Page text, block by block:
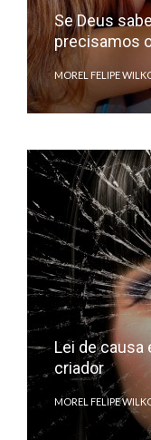
Se Deus
precisamos
MOREL FELIPE
Lei de
criador
MOREL FELIPE